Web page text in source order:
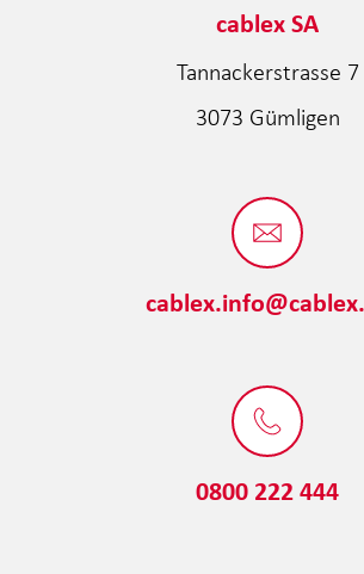
cablex SA
Tannackerstrasse 7
3073 Gümligen
0800 222 444